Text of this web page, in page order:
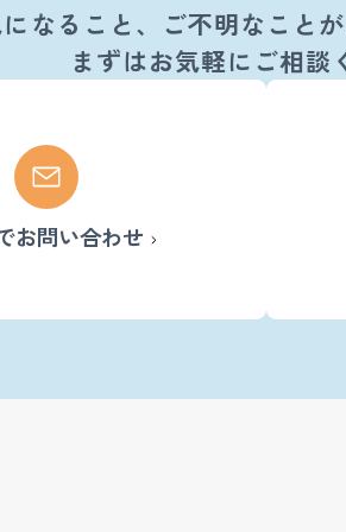
なること、ご不明なことが
まずはお気軽にご相談
お問い合わせ